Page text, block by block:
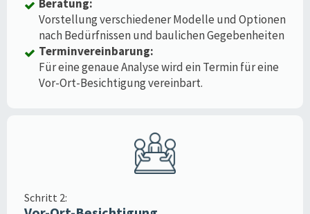
Beratung:
Vorstellung verschiedener Modelle und Optionen
nach Bedürfnissen und baulichen Gegebenheiten
Terminvereinbarung:
Für eine genaue Analyse wird ein Termin für eine
Vor-Ort-Besichtigung vereinbart.
Schritt 2: